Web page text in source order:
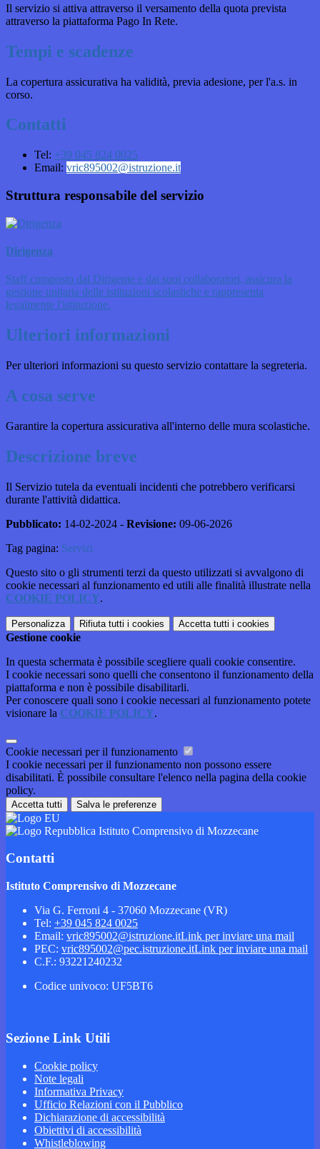
Il servizio si attiva attraverso il versamento della quota prevista
attraverso la piattaforma Pago In Rete.
Tempi e scadenze
La copertura assicurativa ha validità, previa adesione, per l'a.s. in
corso.
Contatti
Tel: +39 045 824 0025
Email: vric895002@istruzione.it
Struttura responsabile del servizio
Dirigenza
Staff composto dal Dirigente e dai suoi collaboratori, assicura la
gestione unitaria delle istituzioni scolastiche e rappresenta
legalmente l'istituzione.
Ulteriori informazioni
Per ulteriori informazioni su questo servizio contattare la segreteria.
A cosa serve
Garantire la copertura assicurativa all'interno delle mura scolastiche.
Descrizione breve
Il Servizio tutela da eventuali incidenti che potrebbero verificarsi
durante l'attività didattica.
Pubblicato: 14-02-2024 - Revisione: 09-06-2026
Tag pagina: Servizi
Questo sito o gli strumenti terzi da questo utilizzati si avvalgono di
cookie necessari al funzionamento ed utili alle finalità illustrate nella
COOKIE POLICY.
Personalizza Rifiuta tutti i cookies Accetta tutti i cookies
Gestione cookie
In questa schermata è possibile scegliere quali cookie consentire.
I cookie necessari sono quelli che consentono il funzionamento della
piattaforma e non è possibile disabilitarli.
Per conoscere quali sono i cookie necessari al funzionamento potete
visionare la COOKIE POLICY.
Cookie necessari per il funzionamento
I cookie necessari per il funzionamento non possono essere
disabilitati. È possibile consultare l'elenco nella pagina della cookie
policy.
Accetta tutti Salva le preferenze
Istituto Comprensivo di Mozzecane
Contatti
Istituto Comprensivo di Mozzecane
Via G. Ferroni 4 - 37060 Mozzecane (VR)
Tel: +39 045 824 0025
Email: vric895002@istruzione.itLink per inviare una mail
PEC: vric895002@pec.istruzione.itLink per inviare una mail
C.F.: 93221240232
Codice univoco: UF5BT6
Sezione Link Utili
Cookie policy
Note legali
Informativa Privacy
Ufficio Relazioni con il Pubblico
Dichiarazione di accessibilità
Obiettivi di accessibilità
Whistleblowing